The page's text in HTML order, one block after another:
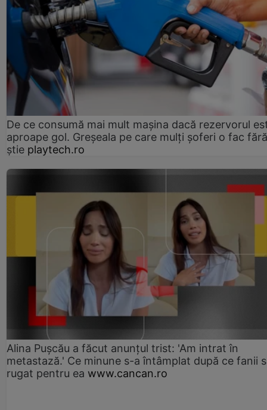
De ce consumă mai mult mașina dacă rezervorul
aproape gol. Greșeala pe care mulți șoferi o fac
știe playtech.ro
Alina Pușcău a făcut anunțul trist: 'Am intrat în
metastază.' Ce minune s-a întâmplat după ce fanii
rugat pentru ea www.cancan.ro